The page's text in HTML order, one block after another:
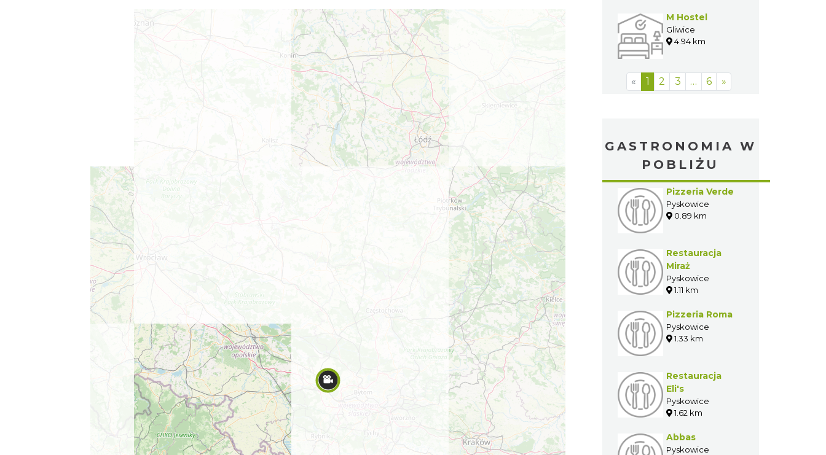
M Hostel
Gliwice
4.94 km
« 1 2 3 … 6 »
GASTRONOMIA W
POBLIŻU
Pizzeria Verde
Pyskowice
0.89 km
Restauracja
Miraż
Pyskowice
1.11 km
Pizzeria Roma
Pyskowice
1.33 km
Restauracja
Eli's
Pyskowice
1.62 km
Abbas
Pyskowice